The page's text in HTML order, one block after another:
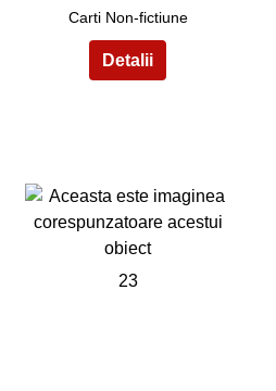
Carti Non-fictiune
23